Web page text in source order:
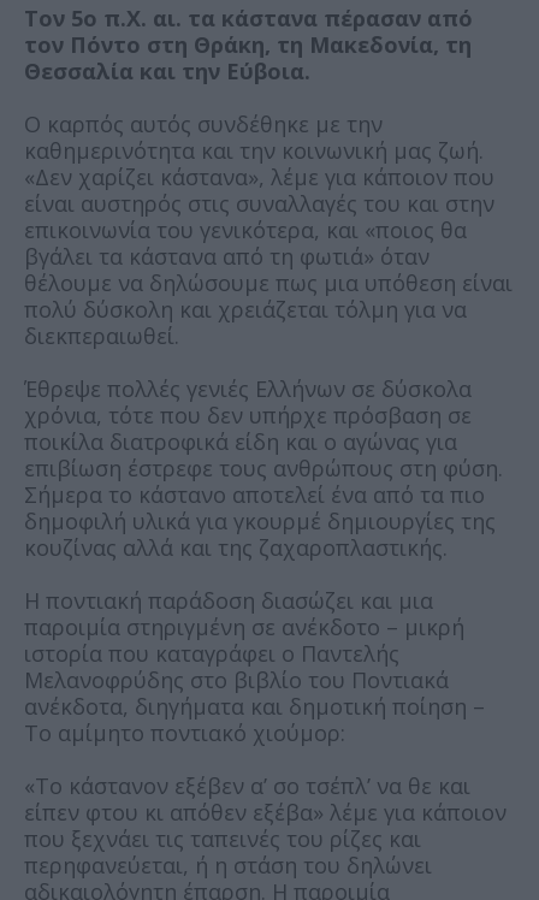
Τον 5ο π.Χ. αι. τα κάστανα πέρασαν από
τον Πόντο στη Θράκη, τη Μακεδονία, τη
Θεσσαλία και την Εύβοια.
Ο καρπός αυτός συνδέθηκε με την
καθημερινότητα και την κοινωνική μας ζωή.
«Δεν χαρίζει κάστανα», λέμε για κάποιον που
είναι αυστηρός στις συναλλαγές του και στην
επικοινωνία του γενικότερα, και «ποιος θα
βγάλει τα κάστανα από τη φωτιά» όταν
θέλουμε να δηλώσουμε πως μια υπόθεση είναι
πολύ δύσκολη και χρειάζεται τόλμη για να
διεκπεραιωθεί.
Έθρεψε πολλές γενιές Ελλήνων σε δύσκολα
χρόνια, τότε που δεν υπήρχε πρόσβαση σε
ποικίλα διατροφικά είδη και ο αγώνας για
επιβίωση έστρεφε τους ανθρώπους στη φύση.
Σήμερα το κάστανο αποτελεί ένα από τα πιο
δημοφιλή υλικά για γκουρμέ δημιουργίες της
κουζίνας αλλά και της ζαχαροπλαστικής.
Η ποντιακή παράδοση διασώζει και μια
παροιμία στηριγμένη σε ανέκδοτο – μικρή
ιστορία που καταγράφει ο Παντελής
Μελανοφρύδης στο βιβλίο του Ποντιακά
ανέκδοτα, διηγήματα και δημοτική ποίηση –
Το αμίμητο ποντιακό χιούμορ:
«Το κάστανον εξέβεν α’ σο τσέπλ’ να θε και
είπεν φτου κι απόθεν εξέβα» λέμε για κάποιον
που ξεχνάει τις ταπεινές του ρίζες και
περηφανεύεται, ή η στάση του δηλώνει
αδικαιολόγητη έπαρση. Η παροιμία